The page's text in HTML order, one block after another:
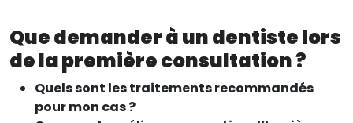
Que demander à un dentiste lors
de la première consultation ?
Quels sont les traitements recommandés
pour mon cas ?